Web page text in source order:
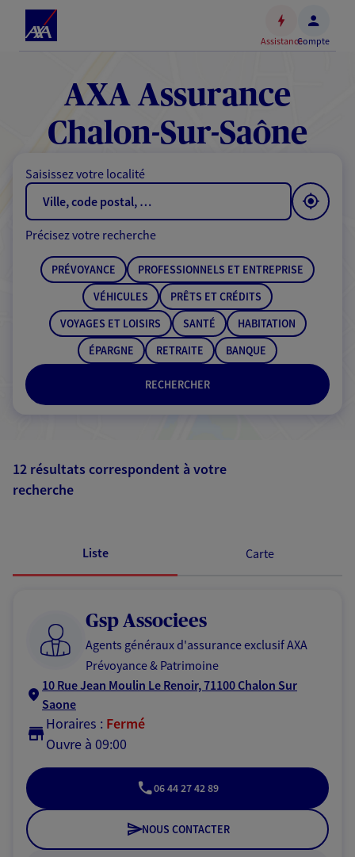
Accéder
contenu
principal
Accéder
au
de
AssistanceCompte
AXA Assurance
Chalon-Sur-Saône
Saisissez votre localité
RECHERCHER
Précisez votre recherche
PRÉVOYANCE
PROFESSIONNELS ET ENTREPRISE
VÉHICULES
PRÊTS ET CRÉDITS
VOYAGES ET LOISIRS
SANTÉ
HABITATION
ÉPARGNE
RETRAITE BANQUE
12 résultats correspondent à votre
recherche
Liste Carte
Gsp Associees
Agents généraux d'assurance exclusif AXA
Prévoyance & Patrimoine
10 Rue Jean Moulin Le Renoir, 71100 Chalon Sur
Saone
Horaires : Fermé
Ouvre à 09:00
06 44 27 42 89
NOUS CONTACTER